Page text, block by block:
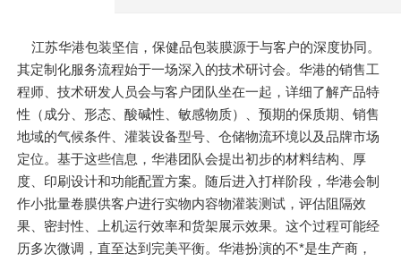
江苏华港包装坚信，保健品包装膜源于与客户的深度协同。
其定制化服务流程始于一场深入的技术研讨会。华港的销售工
程师、技术研发人员会与客户团队坐在一起，详细了解产品特
性（成分、形态、酸碱性、敏感物质）、预期的保质期、销售
地域的气候条件、灌装设备型号、仓储物流环境以及品牌市场
定位。基于这些信息，华港团队会提出初步的材料结构、厚
度、印刷设计和功能配置方案。随后进入打样阶段，华港会制
作小批量卷膜供客户进行实物内容物灌装测试，评估阻隔效
果、密封性、上机运行效率和货架展示效果。这个过程可能经
历多次微调，直至达到完美平衡。华港扮演的不*是生产商，